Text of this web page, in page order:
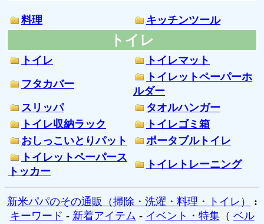
料理 キッチンツール
トイレ
トイレ
トイレマット
フタカバー
トイレットペーパーホ
ルダー
スリッパ
タオルハンガー
トイレ収納ラック
トイレゴミ箱
おしっこいとりパット
ポータブルトイレ
トイレットペーパース
トッカー
トイレトレーニング
新米パパのその通販（掃除・洗濯・料理・トイレ）
:
キーワード - 新着アイテム - イベント・特集（ ベル